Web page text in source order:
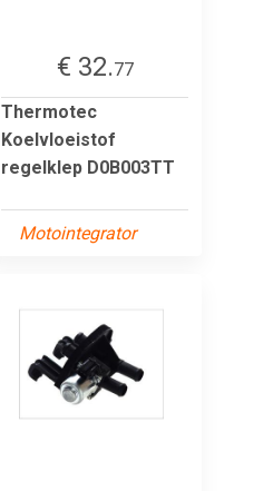
€ 32.77
Thermotec
Koelvloeistof
regelklep D0B003TT
Motointegrator